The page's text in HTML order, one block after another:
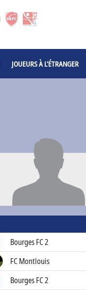
JOUEURS À L'ÉTRANGER
Bourges FC 2
FC Montlouis
Bourges FC 2